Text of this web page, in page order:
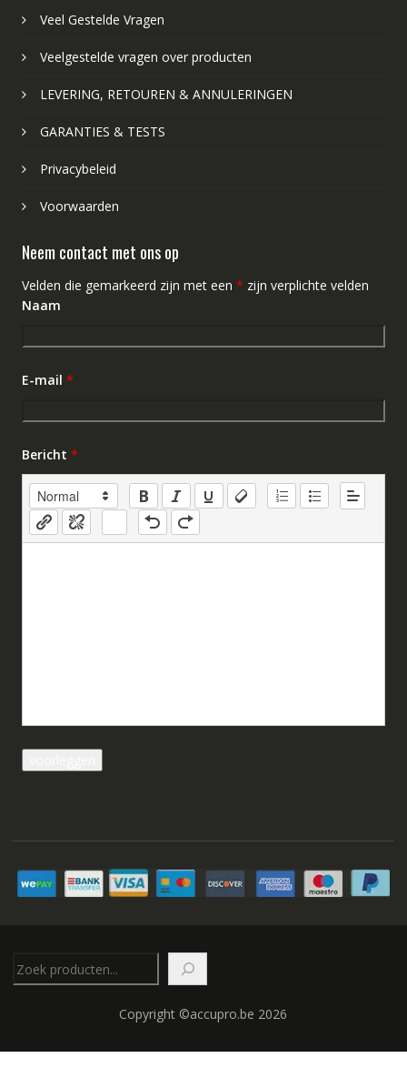
Veel Gestelde Vragen
Veelgestelde vragen over producten
LEVERING, RETOUREN & ANNULERINGEN
GARANTIES & TESTS
Privacybeleid
Voorwaarden
Neem contact met ons op
Velden die gemarkeerd zijn met een * zijn verplichte velden
Naam
E-mail *
Bericht *
Copyright ©accupro.be 2026